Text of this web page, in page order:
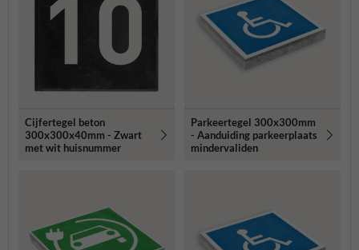
Cijfertegel beton
300x300x40mm - Zwart
met wit huisnummer
Parkeertegel 300x300mm
- Aanduiding parkeerplaats
mindervaliden